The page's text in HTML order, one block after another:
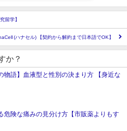
留学】
(ハナセル) 【契約から解約まで日本語でOK】
か？
物語】血液型と性別の決まり方 【身近な
危険な痛みの見分け方【市販薬よりもす